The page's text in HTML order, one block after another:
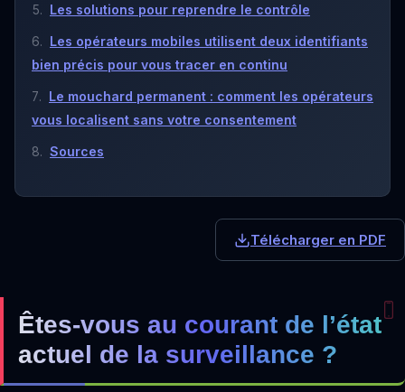
Les solutions pour reprendre le contrôle
Les opérateurs mobiles utilisent deux identifiants
bien précis pour vous tracer en continu
Le mouchard permanent : comment les opérateurs
vous localisent sans votre consentement
Sources
Télécharger en PDF
Êtes-vous au courant de l’état
actuel de la surveillance ?